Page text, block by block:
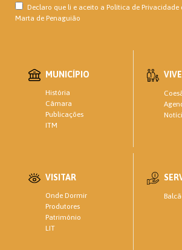
Declaro que li e aceito a Política de Privacidade
Marta de Penaguião
MUNICÍPIO
História
Câmara
Publicações
ITM
VISITAR
Onde Dormir
Produtores
Património
LIT